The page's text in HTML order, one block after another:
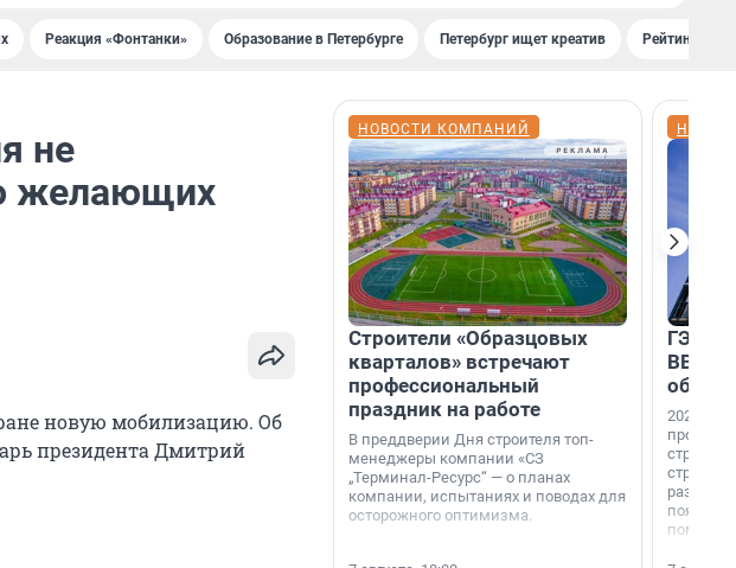
Реакция «Фонтанки» Образование в Петербурге Петербург ищет креатив Рейтинги
не
желающих
новую мобилизацию. Об
президента Дмитрий
НОВОСТИ КОМПАНИЙ
Строители «Образцовых
кварталов» встречают
профессиональный
праздник на работе
В преддверии Дня строителя топ-
менеджеры компании «СЗ
„Терминал-Ресурс“ — о планах
компании, испытаниях и поводах для
осторожного оптимизма.
ГЭС,
ВВП: в
об
2026-й —
раз. В